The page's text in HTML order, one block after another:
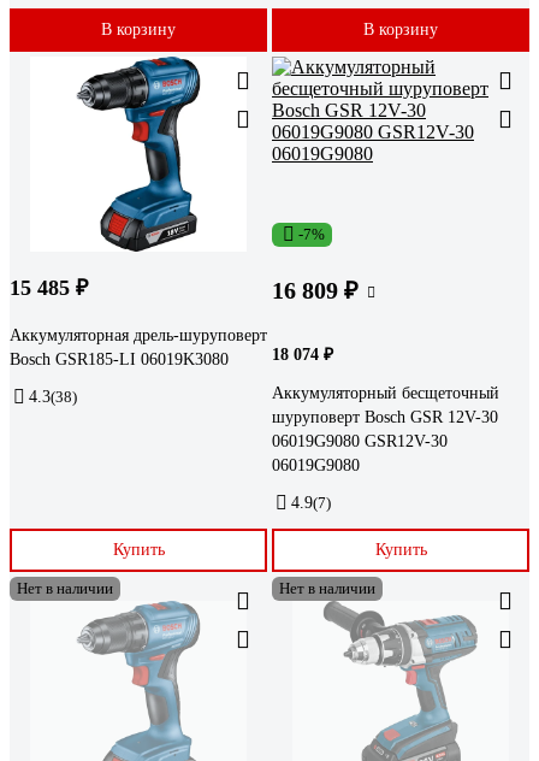
В корзину В корзину
15 485 ₽
Аккумуляторная дрель-шуруповерт
Bosch GSR185-LI 06019K3080
4.3(38)
Купить
-7%
16 809 ₽
18 074 ₽
Аккумуляторный бесщеточный
шуруповерт Bosch GSR 12V-30
06019G9080 GSR12V-30
06019G9080
4.9(7)
Купить
Нет в наличии Нет в наличии